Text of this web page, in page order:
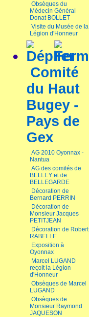
Obsèques du
Médecin Général
Donat BOLLET
Visite du Musée de la
Légion d'Honneur
Comité
du Haut
Bugey -
Pays de
Gex
AG 2010 Oyonnax -
Nantua
AG des comités de
BELLEY et de
BELLEGARDE
Décoration de
Bernard PERRIN
Décoration de
Monsieur Jacques
PETITJEAN
Décoration de Robert
RABELLE
Exposition à
Oyonnax
Marcel LUGAND
reçoit la Légion
d'Honneur
Obsèques de Marcel
LUGAND
Obsèques de
Monsieur Raymond
JAQUESON